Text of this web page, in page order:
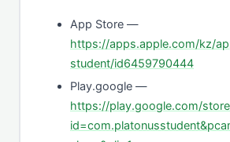
App Store —
https://apps.apple.com/kz/
student/id6459790444
Play.google —
https://play.google.com/